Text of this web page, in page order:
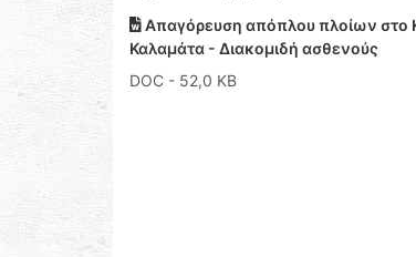
Απαγόρευση απόπλου πλοίων στο
Καλαμάτα - Διακομιδή ασθενούς
DOC - 52,0 KB